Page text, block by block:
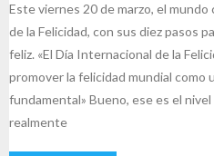
Este viernes 20 de marzo, el
de la Felicidad, con sus diez pasos
feliz. «El Día Internacional de la
promover la felicidad mundial como
fundamental» Bueno, ese es el
realmente